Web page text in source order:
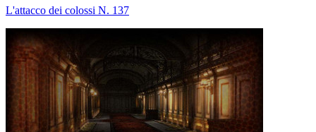
L'attacco dei colossi N. 137